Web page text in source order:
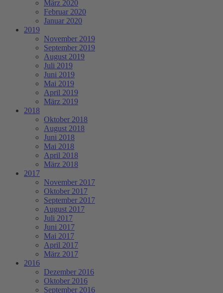
März 2020
Februar 2020
Januar 2020
2019
November 2019
September 2019
August 2019
Juli 2019
Juni 2019
Mai 2019
April 2019
März 2019
2018
Oktober 2018
August 2018
Juni 2018
Mai 2018
April 2018
März 2018
2017
November 2017
Oktober 2017
September 2017
August 2017
Juli 2017
Juni 2017
Mai 2017
April 2017
März 2017
2016
Dezember 2016
Oktober 2016
September 2016